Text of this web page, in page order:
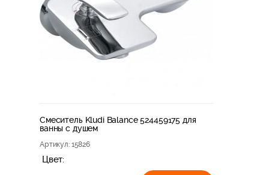
Смеситель Kludi Balance 524459175 для
ванны с душем
Артикул: 15826
Цвет: